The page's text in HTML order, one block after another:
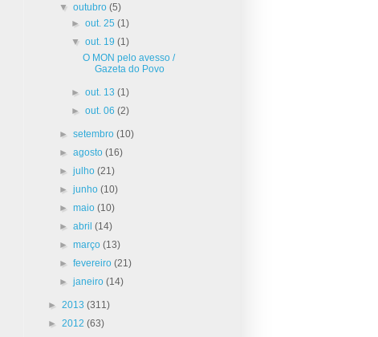
▼outubro(5)
► out. 25 (1)
▼ out. 19 (1)
O MON pelo avesso /
Gazeta do Povo
► out. 13 (1)
► out. 06 (2)
►setembro(10)
►agosto(16)
►julho(21)
►junho(10)
►maio(10)
►abril(14)
►março(13)
►fevereiro(21)
►janeiro(14)
► 2013 (311)
► 2012 (63)